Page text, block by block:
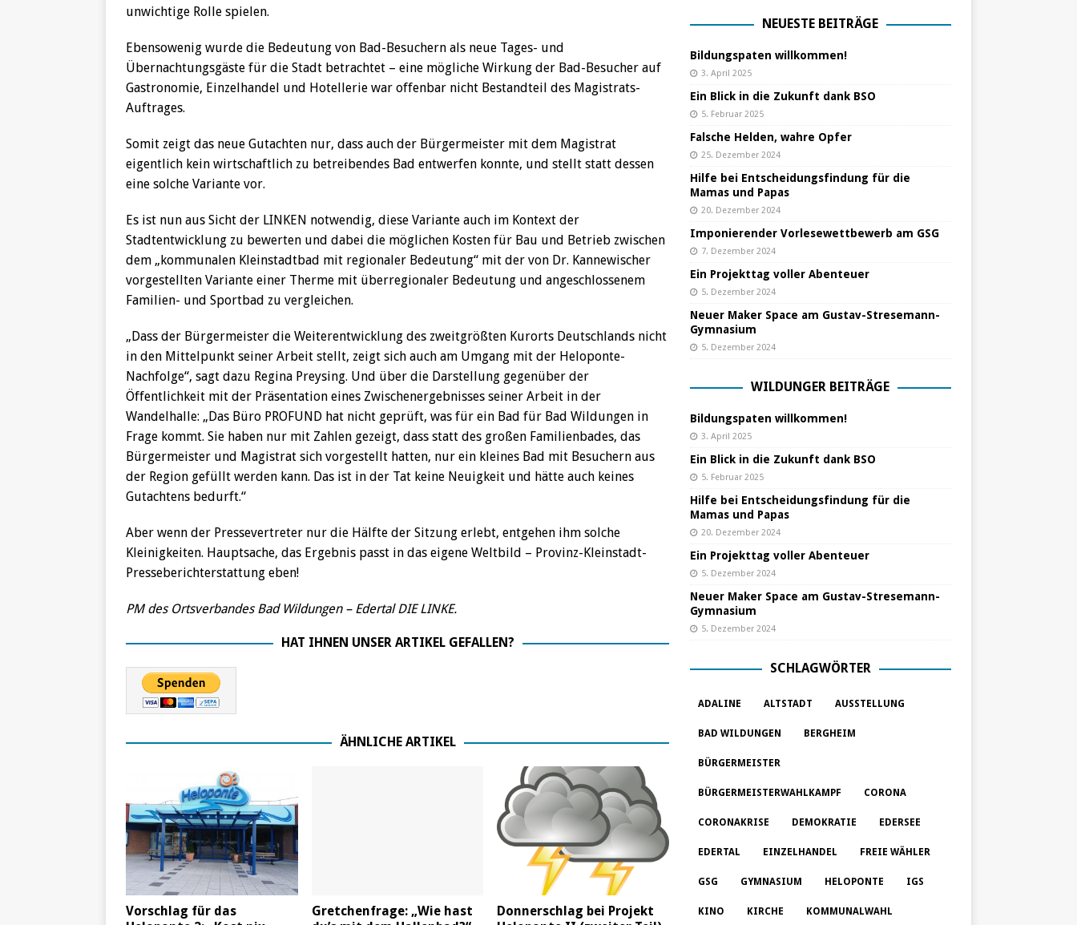
unwichtige Rolle spielen.
Ebensowenig wurde die Bedeutung von Bad-Besuchern als neue Tages- und
Übernachtungsgäste für die Stadt betrachtet – eine mögliche Wirkung der Bad-Besucher auf
Gastronomie, Einzelhandel und Hotellerie war offenbar nicht Bestandteil des Magistrats-
Auftrages.
Somit zeigt das neue Gutachten nur, dass auch der Bürgermeister mit dem Magistrat
eigentlich kein wirtschaftlich zu betreibendes Bad entwerfen konnte, und stellt statt dessen
eine solche Variante vor.
Es ist nun aus Sicht der LINKEN notwendig, diese Variante auch im Kontext der
Stadtentwicklung zu bewerten und dabei die möglichen Kosten für Bau und Betrieb zwischen
dem „kommunalen Kleinstadtbad mit regionaler Bedeutung“ mit der von Dr. Kannewischer
vorgestellten Variante einer Therme mit überregionaler Bedeutung und angeschlossenem
Familien- und Sportbad zu vergleichen.
„Dass der Bürgermeister die Weiterentwicklung des zweitgrößten Kurorts Deutschlands nicht
in den Mittelpunkt seiner Arbeit stellt, zeigt sich auch am Umgang mit der Heloponte-
Nachfolge“, sagt dazu Regina Preysing. Und über die Darstellung gegenüber der
Öffentlichkeit mit der Präsentation eines Zwischenergebnisses seiner Arbeit in der
Wandelhalle: „Das Büro PROFUND hat nicht geprüft, was für ein Bad für Bad Wildungen in
Frage kommt. Sie haben nur mit Zahlen gezeigt, dass statt des großen Familienbades, das
Bürgermeister und Magistrat sich vorgestellt hatten, nur ein kleines Bad mit Besuchern aus
der Region gefüllt werden kann. Das ist in der Tat keine Neuigkeit und hätte auch keines
Gutachtens bedurft.“
Aber wenn der Pressevertreter nur die Hälfte der Sitzung erlebt, entgehen ihm solche
Kleinigkeiten. Hauptsache, das Ergebnis passt in das eigene Weltbild – Provinz-Kleinstadt-
Presseberichterstattung eben!
PM des Ortsverbandes Bad Wildungen – Edertal DIE LINKE.
HAT IHNEN UNSER ARTIKEL GEFALLEN?
ÄHNLICHE ARTIKEL
Vorschlag für das
Gretchenfrage: „Wie hast
Donnerschlag bei Projekt
NEUESTE BEITRÄGE
Bildungspaten willkommen!
3. April 2025
Ein Blick in die Zukunft dank BSO
5. Februar 2025
Falsche Helden, wahre Opfer
25. Dezember 2024
Hilfe bei Entscheidungsfindung für die
Mamas und Papas
20. Dezember 2024
Imponierender Vorlesewettbewerb am GSG
7. Dezember 2024
Ein Projekttag voller Abenteuer
5. Dezember 2024
Neuer Maker Space am Gustav-Stresemann-
Gymnasium
5. Dezember 2024
WILDUNGER BEITRÄGE
Bildungspaten willkommen!
3. April 2025
Ein Blick in die Zukunft dank BSO
5. Februar 2025
Hilfe bei Entscheidungsfindung für die
Mamas und Papas
20. Dezember 2024
Ein Projekttag voller Abenteuer
5. Dezember 2024
Neuer Maker Space am Gustav-Stresemann-
Gymnasium
5. Dezember 2024
SCHLAGWÖRTER
ADALINE ALTSTADT AUSSTELLUNG
BAD WILDUNGEN BERGHEIM
BÜRGERMEISTER
BÜRGERMEISTERWAHLKAMPF CORONA
CORONAKRISE DEMOKRATIE EDERSEE
EDERTAL EINZELHANDEL FREIE WÄHLER
GSG GYMNASIUM HELOPONTE IGS
KINO KIRCHE KOMMUNALWAHL